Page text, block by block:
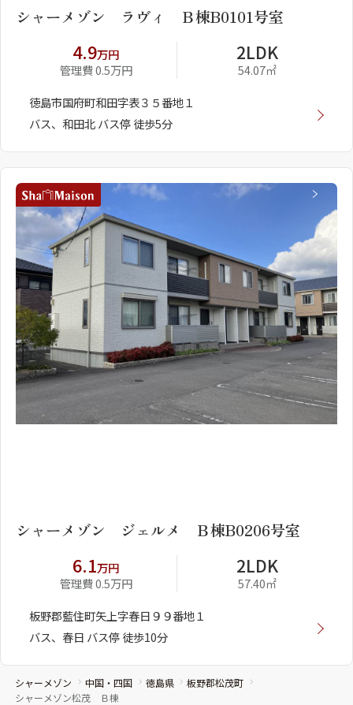
シャーメゾン ラヴィ Ｂ棟B0101号室
4.9万円
管理費 0.5万円
2LDK
54.07㎡
徳島市国府町和田字表３５番地１
バス、和田北 バス停 徒歩5分
シャーメゾン ジェルメ Ｂ棟B0206号室
6.1万円
管理費 0.5万円
2LDK
57.40㎡
板野郡藍住町矢上字春日９９番地１
バス、春日 バス停 徒歩10分
シャーメゾン 中国・四国 徳島県
板野郡松茂町
シャーメゾン松茂 Ｂ棟